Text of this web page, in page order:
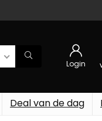
Login
Deal van de dag